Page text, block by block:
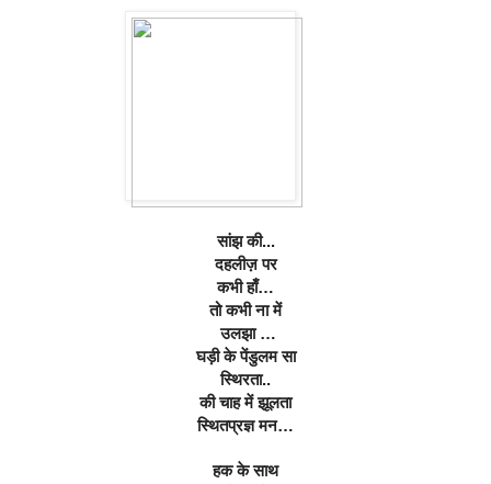
सांझ की...
दहलीज़ पर
कभी हाँ…
तो कभी ना में
उलझा …
घड़ी के पेंडुलम सा
स्थिरता..
की चाह में झूलता
स्थितप्रज्ञ मन…
हक के साथ